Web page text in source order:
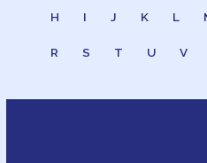
H I J K L
R S T U V